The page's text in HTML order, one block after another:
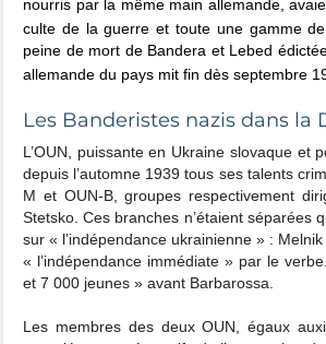
nourris par la même main allemande,
culte de la guerre et toute une gamme
peine de mort de Bandera et Lebed
allemande du pays mit fin dès septembre
Les Banderistes nazis dans
L’OUN, puissante en Ukraine slovaque et
depuis l’automne 1939 tous ses talents
M et OUN-B, groupes respectivement
Stetsko. Ces branches n’étaient séparées
sur « l’indépendance ukrainienne » :
« l’indépendance immédiate » par le
et 7 000 jeunes » avant Barbarossa.
Les membres des deux OUN, égaux